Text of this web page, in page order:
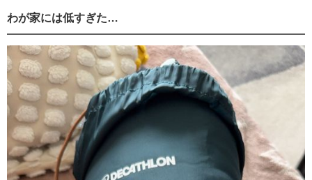
わが家には低すぎた…